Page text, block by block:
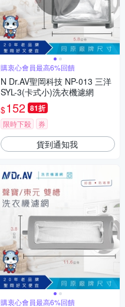
購衷心會員最高6%回饋
N Dr.AV聖岡科技 NP-013 三洋
SYL-3(卡式小)洗衣機濾網
$152 81折
限時下殺 券
貨到通知我
購衷心會員最高6%回饋